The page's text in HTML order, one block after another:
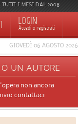
TUTTI I MESI DAL 2008
LOGIN
Accedi o registrati
GIOVEDÌ 06 AGOSTO 2026
UN AUTORE
non ancora
contattaci